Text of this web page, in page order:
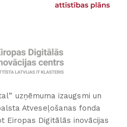
uzņēmuma izaugsmi un
Atveseļošanas fonda
Eiropas Digitālās inovācijas